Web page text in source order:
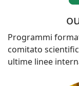
Programmi
comitato
ultime linee